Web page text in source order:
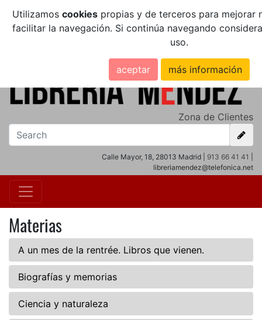
Utilizamos cookiespropias y de terceros para mejorar
facilitar la navegación. Si continúa navegando
uso.
aceptar más información
Zona de Clientes
Calle Mayor, 18, 28013 Madrid | 913 66 41 41
libreriamendez@telefonica.net
Materias
A un mes de la rentrée. Libros que vienen.
Biografías y memorias
Ciencia y naturaleza